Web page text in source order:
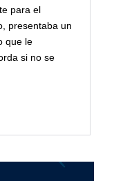
para el
presentaba un
que le
si no se